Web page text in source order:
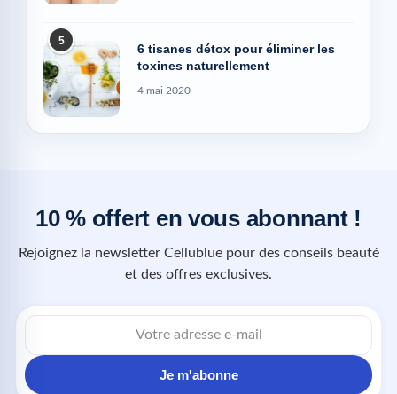
5
6 tisanes détox pour éliminer les
toxines naturellement
4 mai 2020
10 % offert en vous abonnant !
Rejoignez la newsletter Cellublue pour des conseils beauté
et des offres exclusives.
Je m'abonne